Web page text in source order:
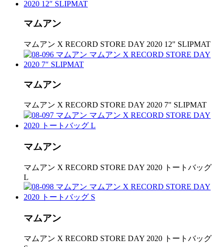
マムアン
マムアン X RECORD STORE DAY 2020 12" SLIPMAT
マムアン
マムアン X RECORD STORE DAY 2020 7" SLIPMAT
マムアン
マムアン X RECORD STORE DAY 2020 トートバッグ
L
マムアン
マムアン X RECORD STORE DAY 2020 トートバッグ